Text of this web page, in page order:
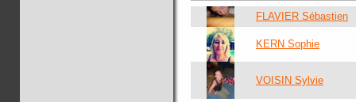
FLAVIER Sébastien
KERN Sophie
VOISIN Sylvie